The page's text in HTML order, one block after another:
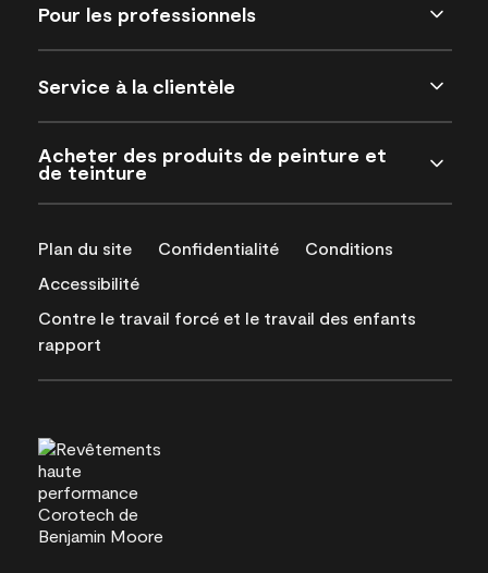
Pour les professionnels
Service à la clientèle
Acheter des produits de peinture et
de teinture
Plan du site Confidentialité
Conditions
Accessibilité
Contre le travail forcé et le travail des enfants
rapport